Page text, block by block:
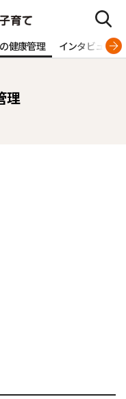
健康管理 インタビュー
理